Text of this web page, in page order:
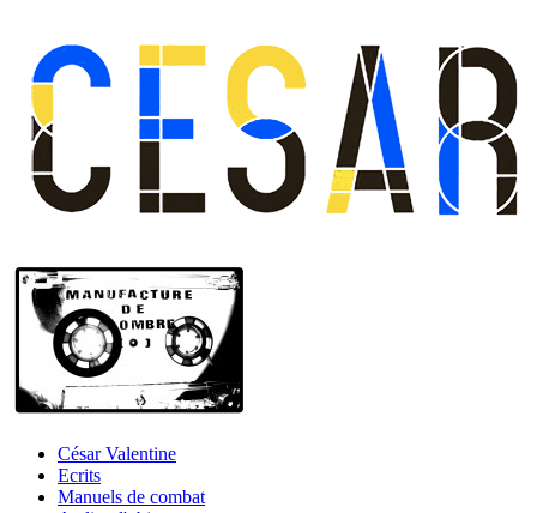
César Valentine
Ecrits
Manuels de combat